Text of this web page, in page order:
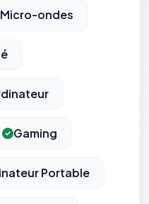
Micro-ondes
Gaming
Portable